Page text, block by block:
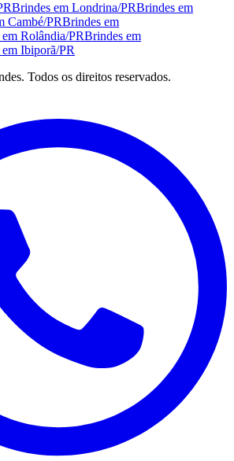
Brindes em Londrina/PRBrindes em
Cambé/PRBrindes em
Rolândia/PRBrindes em
Ibiporã/PR
Todos os direitos reservados.